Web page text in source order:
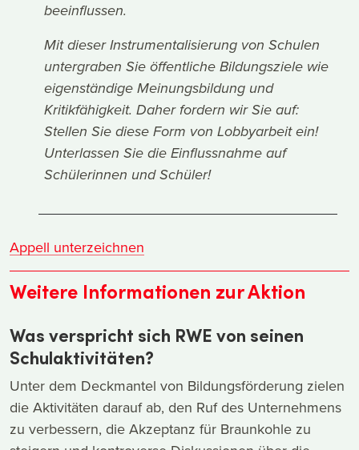
beeinflussen.
Mit dieser Instrumentalisierung von Schulen
untergraben Sie öffentliche Bildungsziele wie
eigenständige Meinungsbildung und
Kritikfähigkeit. Daher fordern wir Sie auf:
Stellen Sie diese Form von Lobbyarbeit ein!
Unterlassen Sie die Einflussnahme auf
Schülerinnen und Schüler!
Appell unterzeichnen
Weitere Informationen zur Aktion
Was verspricht sich RWE von seinen
Schulaktivitäten?
Unter dem Deckmantel von Bildungsförderung zielen
die Aktivitäten darauf ab, den Ruf des Unternehmens
zu verbessern, die Akzeptanz für Braunkohle zu